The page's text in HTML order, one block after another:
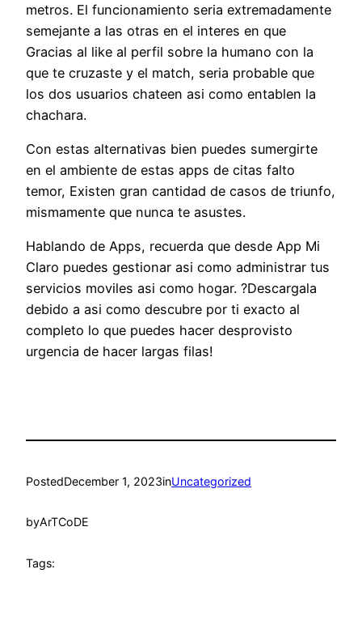
metros. El funcionamiento seri­a extremadamente
semejante a las otras en el interes en que
Gracias al like al perfil sobre la humano con la
que te cruzaste y el match, seri­a probable que
los dos usuarios chateen asi­ como entablen la
chachara.
Con estas alternativas bien puedes sumergirte
en el ambiente de estas apps de citas falto
temor, Existen gran cantidad de casos de triunfo,
mismamente que nunca te asustes.
Hablando de Apps, recuerda que desde App Mi
Claro puedes gestionar asi­ como administrar tus
servicios moviles asi­ como hogar. ?Descargala
debido a asi­ como descubre por ti exacto al
completo lo que puedes hacer desprovisto
urgencia de hacer largas filas!
PostedDecember 1, 2023inUncategorized
byArTCoDE
Tags: